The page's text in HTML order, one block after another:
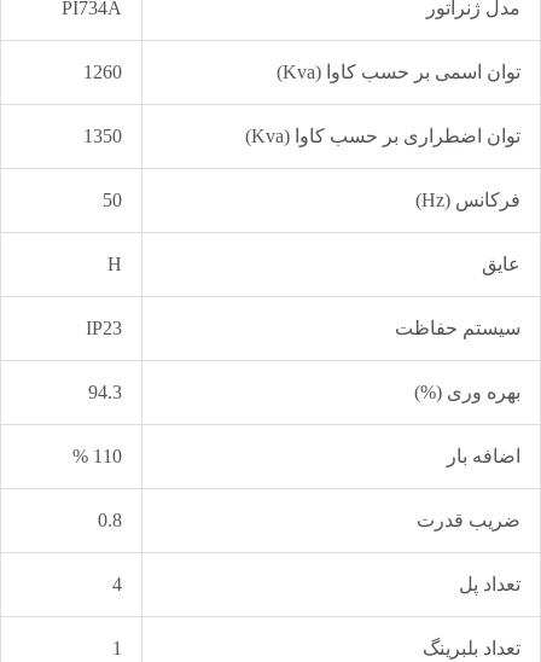
مدل ژنراتور PI734A
توان اسمی بر حسب کاوا (Kva) 1260
توان اضطراری بر حسب کاوا (Kva) 1350
فرکانس (Hz) 50
عایق H
سیستم حفاظت IP23
بهره وری (%) 94.3
اضافه بار 110 %
ضریب قدرت 0.8
تعداد پل 4
تعداد بلبرینگ 1